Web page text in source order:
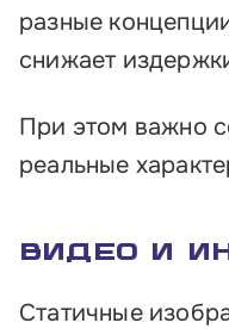
разные
снижает
При этом важно
реальные
Видео и
Статичные